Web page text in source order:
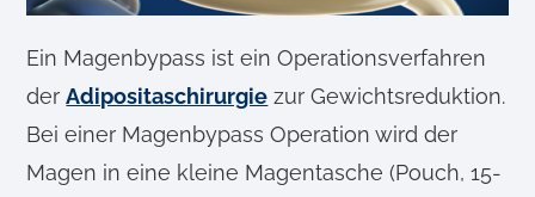
Ein Magenbypass ist ein Operationsverfahren
derAdipositaschirurgie zur Gewichtsreduktion.
Bei einer Magenbypass Operation wird der
Magen in eine kleine Magentasche (Pouch, 15-